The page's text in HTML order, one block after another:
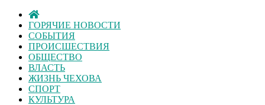
ГОРЯЧИЕ НОВОСТИ
СОБЫТИЯ
ПРОИСШЕСТВИЯ
ОБЩЕСТВО
ВЛАСТЬ
ЖИЗНЬ ЧЕХОВА
СПОРТ
КУЛЬТУРА